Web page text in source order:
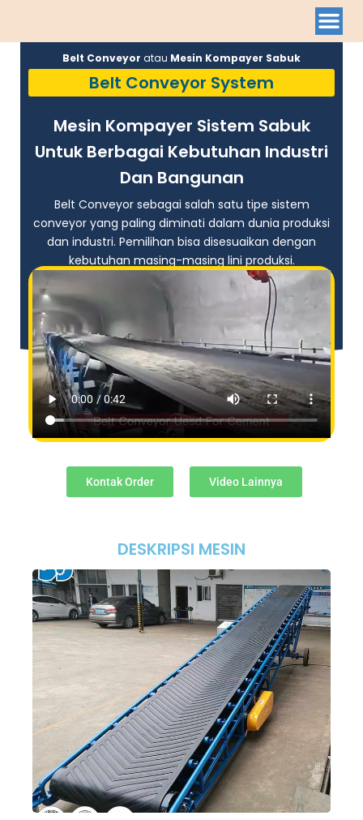
Belt Conveyor atau Mesin Kompayer Sabuk
Belt Conveyor System
Mesin Kompayer Sistem Sabuk
Untuk Berbagai Kebutuhan Industri
Dan Bangunan
Belt Conveyor sebagai salah satu tipe sistem
conveyor yang paling diminati dalam dunia produksi
dan industri. Pemilihan bisa disesuaikan dengan
kebutuhan masing-masing lini produksi.
Kontak Order Video Lainnya
DESKRIPSI MESIN